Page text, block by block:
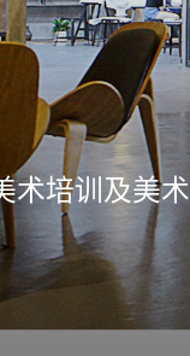
术培训及美术